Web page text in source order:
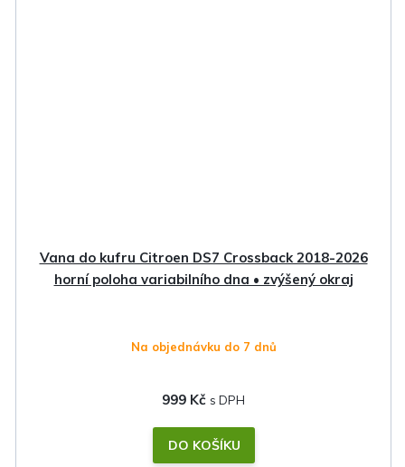
Vana do kufru Citroen DS7 Crossback 2018-2026
horní poloha variabilního dna • zvýšený okraj
Na objednávku do 7 dnů
999 Kč
DO KOŠÍKU